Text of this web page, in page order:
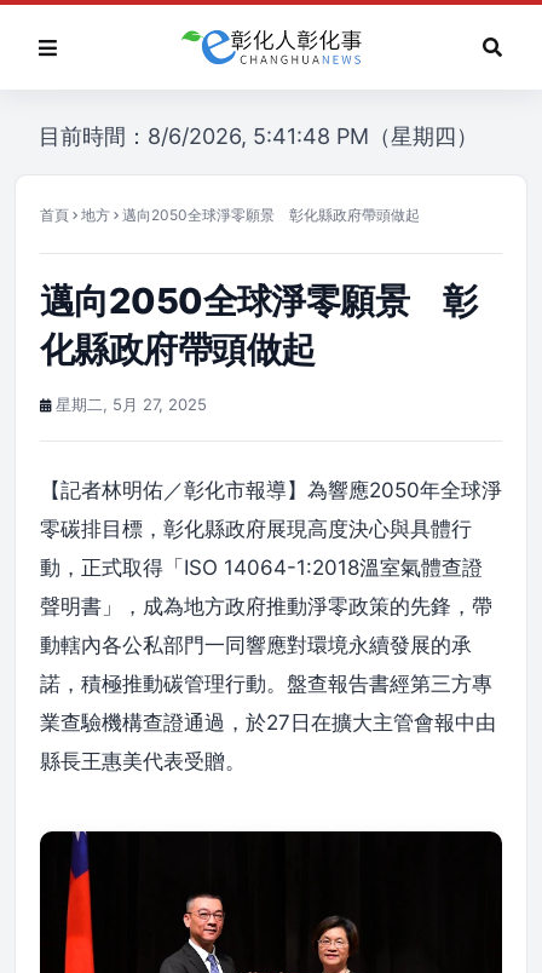
目前時間：8/6/2026, 5:41:48 PM（星期四）
首頁 地方 邁向2050全球淨零願景 彰化縣政府帶頭做起
邁向2050全球淨零願景 彰
化縣政府帶頭做起
星期二, 5月 27, 2025
【記者林明佑／彰化市報導】為響應2050年全球淨
零碳排目標，彰化縣政府展現高度決心與具體行
動，正式取得「ISO 14064-1:2018溫室氣體查證
聲明書」，成為地方政府推動淨零政策的先鋒，帶
動轄內各公私部門一同響應對環境永續發展的承
諾，積極推動碳管理行動。盤查報告書經第三方專
業查驗機構查證通過，於27日在擴大主管會報中由
縣長王惠美代表受贈。